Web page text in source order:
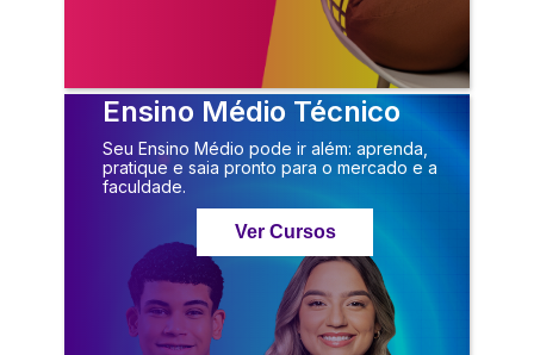
Ensino Médio Técnico
Seu Ensino Médio pode ir além: aprenda,
pratique e saia pronto para o mercado e a
faculdade.
Ver Cursos